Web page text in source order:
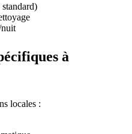
nuit
à
locales :